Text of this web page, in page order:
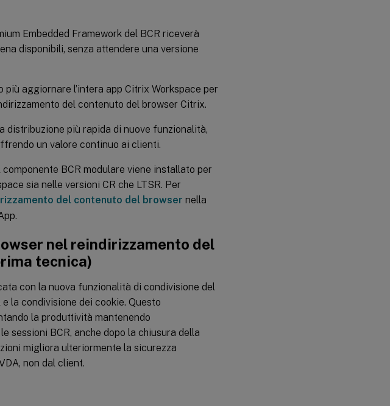
Embedded Framework del BCR riceverà
disponibili, senza attendere una versione
più aggiornare l’intera app Citrix Workspace per
del contenuto del browser Citrix.
distribuzione più rapida di nuove funzionalità,
un valore continuo ai clienti.
BCR modulare viene installato per
sia nelle versioni CR che LTSR. Per
del contenuto del browser nella
nel reindirizzamento del
tecnica)
con la nuova funzionalità di condivisione del
la condivisione dei cookie. Questo
la produttività mantenendo
sessioni BCR, anche dopo la chiusura della
migliora ulteriormente la sicurezza
non dal client.